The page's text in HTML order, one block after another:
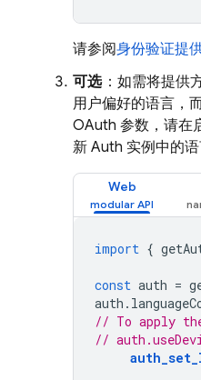
请参阅身份验证提
可选：如需将提供
用户偏好的语言，
OAuth 参数，请在
新 Auth 实例中的语
Web
import {
const auth =
auth .
// To apply
//